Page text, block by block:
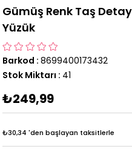
Gümüş Renk Taş
Yüzük
Barkod : 8699400173432
Stok Miktarı : 41
₺249,99
₺30,34 'den başlayan taksitlerle